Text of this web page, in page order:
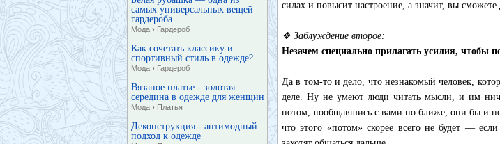
самых универсальных вещей
гардероба
Мода › Гардероб
Как сочетать классику и
спортивный стиль в одежде?
Мода › Гардероб
Вязаное платье - золотая
середина в одежде для женщин
Мода › Платья
Деконструкция - антимодный
подход к одежде
силах и повысит настроение, а значит, вы
❖ Заблуждение второе:
Незачем специально прилагать усилия, чтобы
Да в том-то и дело, что незнакомый человек,
деле. Ну не умеют люди читать мысли, и им
потом, пообщавшись с вами по ближе, они бы и
что этого «потом» скорее всего не будет —